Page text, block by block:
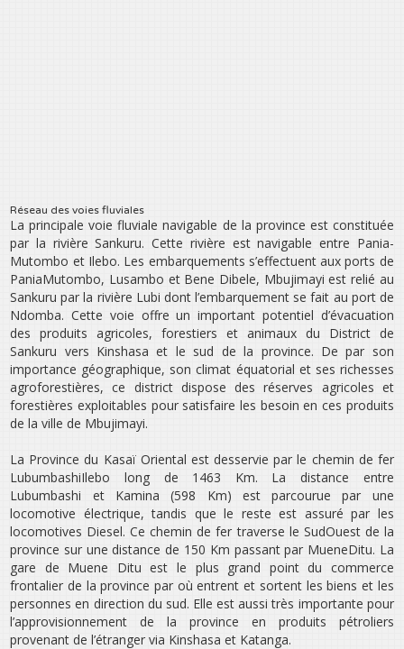
Réseau des voies fluviales
La principale voie fluviale navigable de la province est constituée
par la rivière Sankuru. Cette rivière est navigable entre Pania­
Mutombo et Ilebo. Les embarquements s’effectuent aux ports de
Pania­Mutombo, Lusambo et Bene Dibele, Mbujimayi est relié au
Sankuru par la rivière Lubi dont l’embarquement se fait au port de
Ndomba. Cette voie offre un important potentiel d’évacuation
des produits agricoles, forestiers et animaux du District de
Sankuru vers Kinshasa et le sud de la province. De par son
importance géographique, son climat équatorial et ses richesses
agro­forestières, ce district dispose des réserves agricoles et
forestières exploitables pour satisfaire les besoin en ces produits
de la ville de Mbujimayi.
La Province du Kasaï Oriental est desservie par le chemin de fer
Lubumbashi­Ilebo long de 1463 Km. La distance entre
Lubumbashi et Kamina (598 Km) est parcourue par une
locomotive électrique, tandis que le reste est assuré par les
locomotives Diesel. Ce chemin de fer traverse le Sud­Ouest de la
province sur une distance de 150 Km passant par Muene­Ditu. La
gare de Muene Ditu est le plus grand point du commerce
frontalier de la province par où entrent et sortent les biens et les
personnes en direction du sud. Elle est aussi très importante pour
l’approvisionnement de la province en produits pétroliers
provenant de l’étranger via Kinshasa et Katanga.